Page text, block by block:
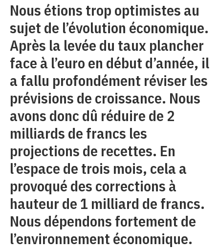
Nous étions trop optimistes au
sujet de l’évolution économique.
Après la levée du taux plancher
face à l’euro en début d’année, il
a fallu profondément réviser les
prévisions de croissance. Nous
avons donc dû réduire de 2
milliards de francs les
projections de recettes. En
l’espace de trois mois, cela a
provoqué des corrections à
hauteur de 1 milliard de francs.
Nous dépendons fortement de
l’environnement économique.